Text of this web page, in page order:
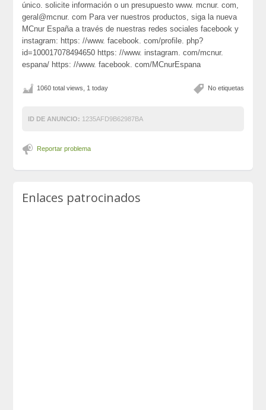
único. solicite información o un presupuesto www. mcnur. com,
geral@mcnur. com Para ver nuestros productos, siga la nueva
MCnur España a través de nuestras redes sociales facebook y
instagram: https: //www. facebook. com/profile. php?
id=100017078494650 https: //www. instagram. com/mcnur.
espana/ https: //www. facebook. com/MCnurEspana
No etiquetas
1060 total views, 1 today
ID DE ANUNCIO: 1235AFD9B62987BA
Reportar problema
Enlaces patrocinados